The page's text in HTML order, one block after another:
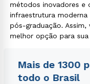
métodos inovadores e
infraestrutura moderna
pós-graduação.
melhor opção para sua
Mais de 1300
todo o Brasil